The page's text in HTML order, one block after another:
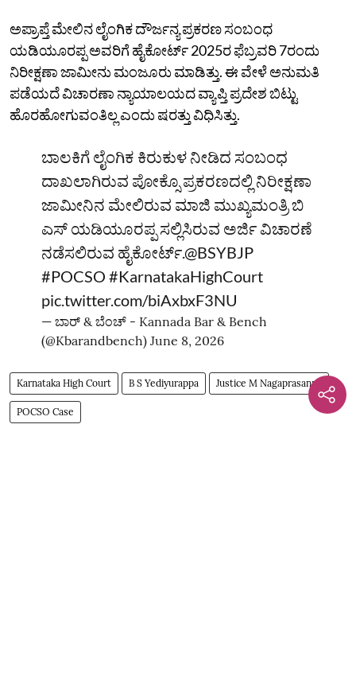
ಅಪ್ರಾಪ್ತೆ ಮೇಲಿನ ಲೈಂಗಿಕ ದೌರ್ಜನ್ಯ ಪ್ರಕರಣ ಸಂಬಂಧ
ಯಡಿಯೂರಪ್ಪ ಅವರಿಗೆ ಹೈಕೋರ್ಟ್ 2025ರ ಫೆಬ್ರವರಿ 7ರಂದು
ನಿರೀಕ್ಷಣಾ ಜಾಮೀನು ಮಂಜೂರು ಮಾಡಿತ್ತು.‌ ಈ ವೇಳೆ ‌ಅನುಮತಿ‌
ಪಡೆಯದೆ ವಿಚಾರಣಾ ನ್ಯಾಯಾಲಯದ ವ್ಯಾಪ್ತಿ ಪ್ರದೇಶ ಬಿಟ್ಟು
ಹೊರಹೋಗುವಂತಿಲ್ಲ ಎಂದು ಷರತ್ತು ವಿಧಿಸಿತ್ತು.
ಬಾಲಕಿಗೆ ಲೈಂಗಿಕ ಕಿರುಕುಳ ನೀಡಿದ ಸಂಬಂಧ
ದಾಖಲಾಗಿರುವ ಪೋಕ್ಸೊ ಪ್ರಕರಣದಲ್ಲಿ ನಿರೀಕ್ಷಣಾ
ಜಾಮೀನಿನ ಮೇಲಿರುವ ಮಾಜಿ ಮುಖ್ಯಮಂತ್ರಿ ಬಿ
ಎಸ್‌ ಯಡಿಯೂರಪ್ಪ ಸಲ್ಲಿಸಿರುವ ಅರ್ಜಿ ವಿಚಾರಣೆ
ನಡೆಸಲಿರುವ ಹೈಕೋರ್ಟ್‌.@BSYBJP
#POCSO #KarnatakaHighCourt
pic.twitter.com/biAxbxF3NU
— ಬಾರ್‌ & ಬೆಂಚ್ - Kannada Bar & Bench
(@Kbarandbench) June 8, 2026
Karnataka High Court B S Yediyurappa Justice M Nagaprasanna
POCSO Case